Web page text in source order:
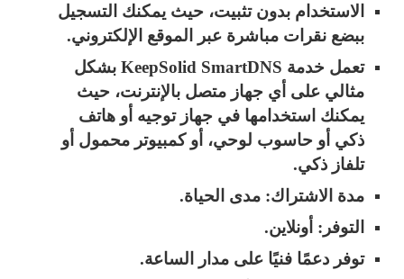
الاستخدام بدون تثبيت، حيث يمكنك التسجيل
ببضع نقرات مباشرة عبر الموقع الإلكتروني.
تعمل خدمة KeepSolid SmartDNS بشكل
مثالي على أي جهاز متصل بالإنترنت، حيث
يمكنك استخدامها في جهاز توجيه أو هاتف
ذكي أو حاسوب لوحي، أو كمبيوتر محمول أو
تلفاز ذكي.
مدة الاشتراك: مدى الحياة.
التوفر: أونلاين.
توفر دعمًا فنيًا على مدار الساعة.